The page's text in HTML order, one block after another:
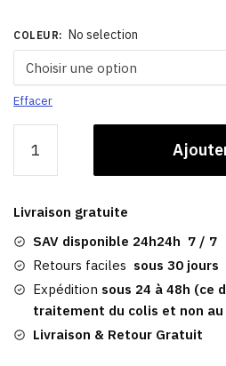
COLEUR: No selection
Effacer
Béret
Laine
Bleu​
Livraison gratuite
SAV disponible 24h24h 7 / 7
Retours faciles sous 30 jours
Expédition sous 24 à 48h (ce
traitement du colis et non
Livraison & Retour Gratuit